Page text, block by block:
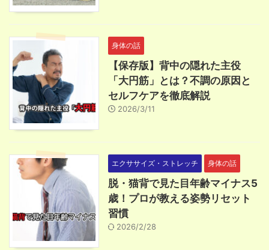
身体の話
【保存版】背中の隠れた主役
「大円筋」とは？不調の原因と
セルフケアを徹底解説
2026/3/11
エクササイズ・ストレッチ 身体の話
脱・猫背で見た目年齢マイナス5
歳！プロが教える姿勢リセット
習慣
2026/2/28